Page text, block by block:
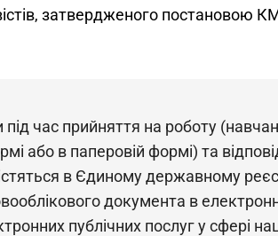
затвердженого постановою
час прийняття на роботу
або в паперовій формі) та
в Єдиному державному
документа в
публічних послуг у сфері